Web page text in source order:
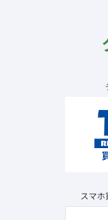
スマ